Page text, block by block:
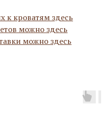
к кроватям здесь
можно здесь
можно здесь